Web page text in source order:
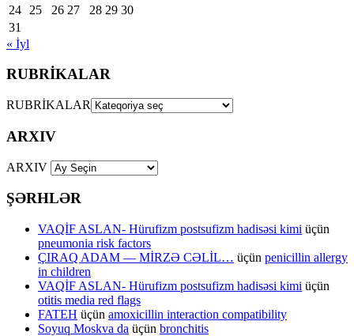
24
25 26 27 28 29 30
31
« İyl
RUBRİKALAR
RUBRİKALAR
ARXIV
ARXIV
ŞƏRHLƏR
VAQİF ASLAN- Hürufizm postsufizm hadisəsi kimi üçün
pneumonia risk factors
ÇIRAQ ADAM — MİRZƏ CƏLİL… üçün penicillin allergy
in children
VAQİF ASLAN- Hürufizm postsufizm hadisəsi kimi üçün
otitis media red flags
FATEH üçün amoxicillin interaction compatibility
Soyuq Moskva da üçün bronchitis